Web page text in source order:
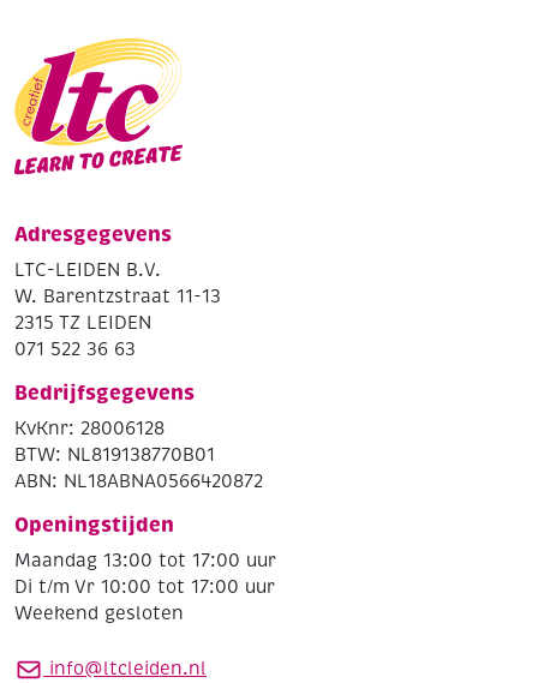
Adresgegevens
LTC-LEIDEN B.V.
W. Barentzstraat 11-13
2315 TZ LEIDEN
071 522 36 63
Bedrijfsgegevens
KvKnr: 28006128
BTW: NL819138770B01
ABN: NL18ABNA0566420872
Openingstijden
Maandag 13:00 tot 17:00 uur
Di t/m Vr 10:00 tot 17:00 uur
Weekend gesloten
info@ltcleiden.nl